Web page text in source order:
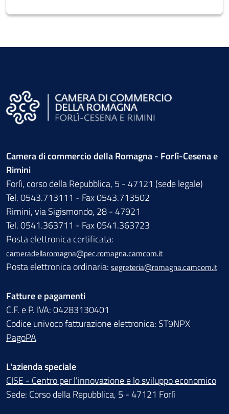
Camera di commercio della Romagna - Forlì-Cesena e
Rimini
Forlì, corso della Repubblica, 5 - 47121 (sede legale)
Tel. 0543.713111 - Fax 0543.713502
Rimini, via Sigismondo, 28 - 47921
Tel. 0541.363711 - Fax 0541.363723
Posta elettronica certificata:
cameradellaromagna@pec.romagna.camcom.it
Posta elettronica ordinaria: segreteria@romagna.camcom.it
Fatture e pagamenti
C.F. e P. IVA: 04283130401
Codice univoco fatturazione elettronica: ST9NPX
PagoPA
L'azienda speciale
CISE - Centro per l'innovazione e lo sviluppo economico
Sede: Corso della Repubblica, 5 - 47121 Forlì